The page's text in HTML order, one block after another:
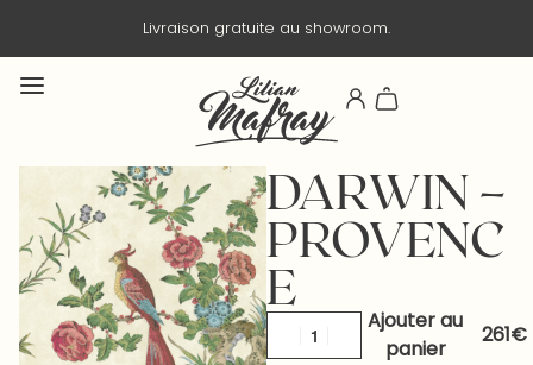
Livraison gratuite au showroom.
DARWIN –
PROVENC
E
Ajouter au
panier